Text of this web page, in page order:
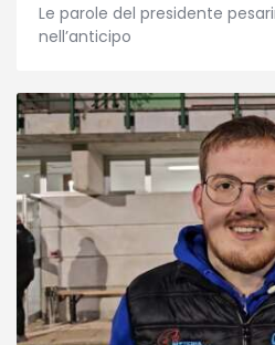
Le parole del presidente
nell’anticipo